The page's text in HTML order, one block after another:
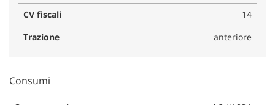
CV fiscali
14
Trazione
anteriore
Consumi